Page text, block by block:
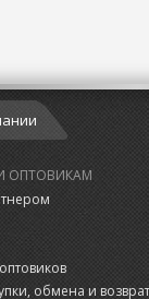
ОПТОВИКАМ
обмена и